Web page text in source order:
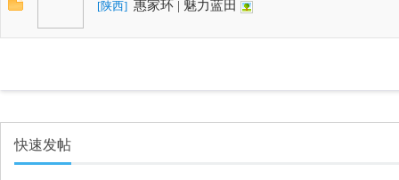
[陕西] 惠家环 | 魅力蓝田
快速发帖